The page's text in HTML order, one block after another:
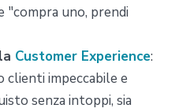
uno, prendi
Customer Experience:
clienti impeccabile e
senza intoppi, sia